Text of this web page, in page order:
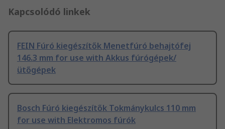
Kapcsolódó linkek
FEIN Fúró kiegészítők Menetfúró behajtófej
146.3 mm for use with Akkus fúrógépek/
ütőgépek
Bosch Fúró kiegészítők Tokmánykulcs 110 mm
for use with Elektromos fúrók